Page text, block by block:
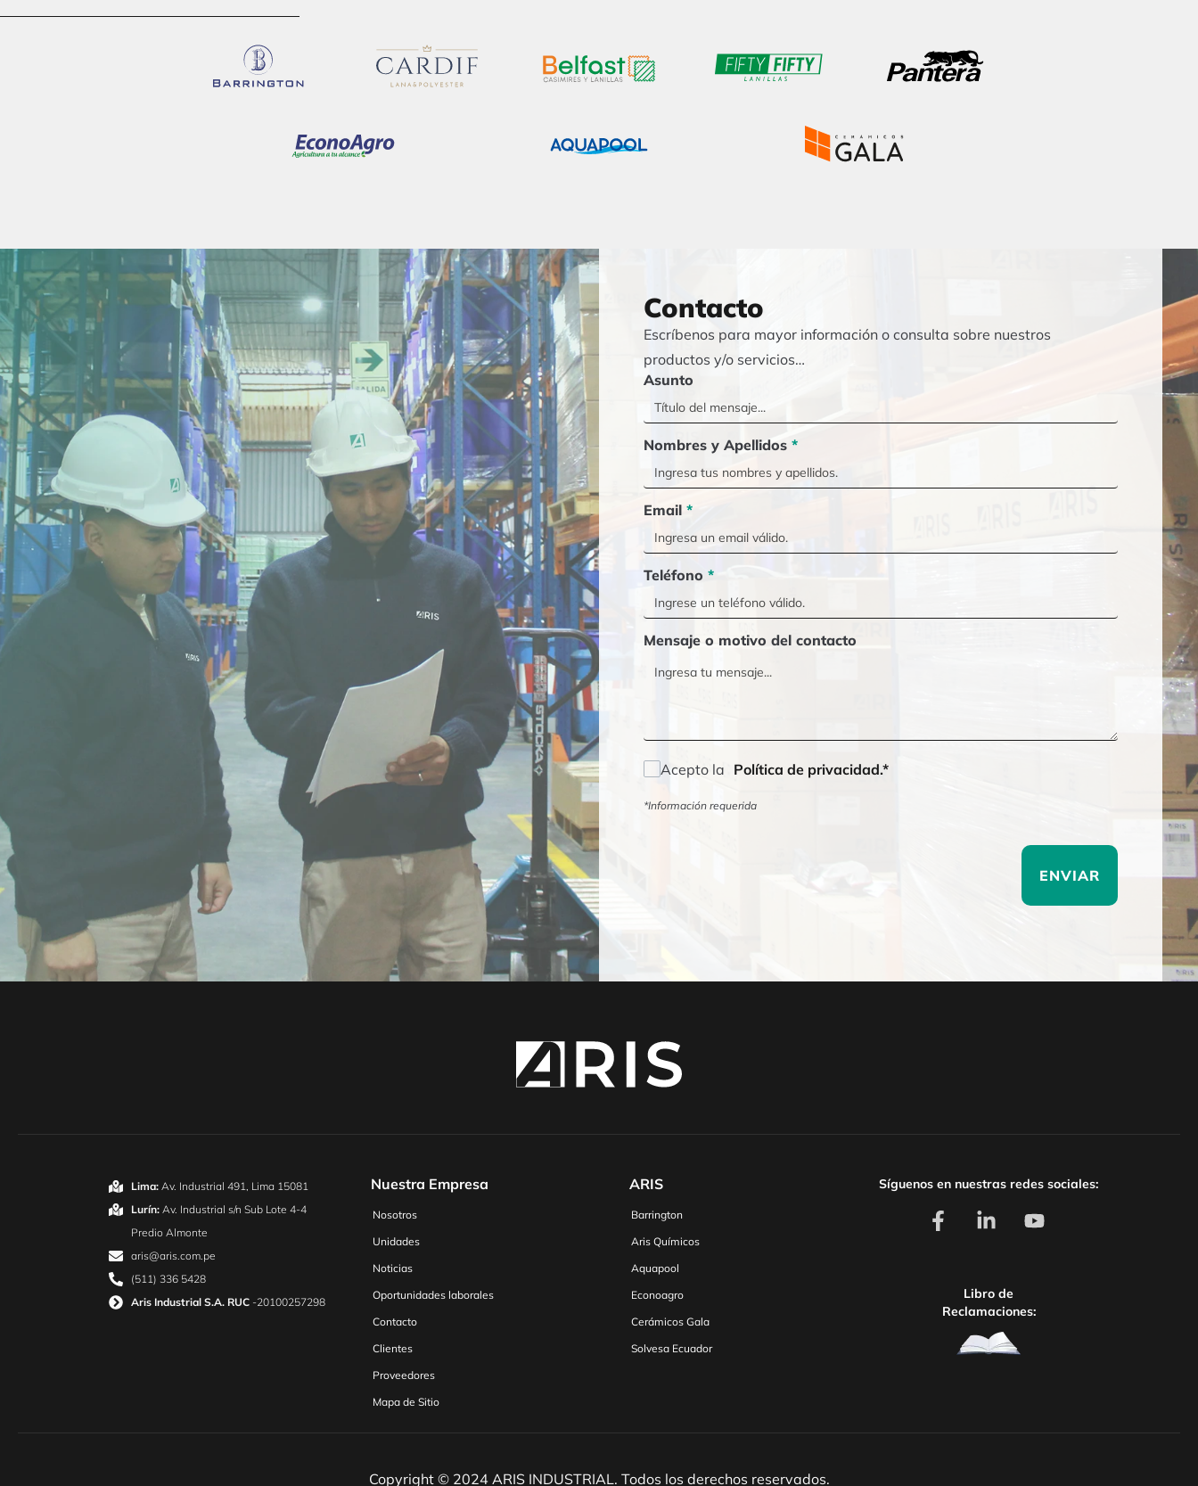
Contacto
Escríbenos para mayor información o consulta sobre nuestros
productos y/o servicios…
Asunto
Nombres y Apellidos *
Email *
Teléfono *
Mensaje o motivo del contacto
Acepto la Política de privacidad.*
*Información requerida
ENVIAR
Lima: Av. Industrial 491, Lima 15081
Lurín: Av. Industrial s/n Sub Lote 4-4
Predio Almonte
aris@aris.com.pe
(511) 336 5428
Aris Industrial S.A. RUC -20100257298
Nuestra Empresa
Nosotros
Unidades
Noticias
Oportunidades laborales
Contacto
Clientes
Proveedores
Mapa de Sitio
ARIS
Barrington
Aris Químicos
Aquapool
Econoagro
Cerámicos Gala
Solvesa Ecuador
Síguenos en nuestras redes sociales:
Libro de
Reclamaciones:
Copyright © 2024 ARIS INDUSTRIAL. Todos los derechos reservados.